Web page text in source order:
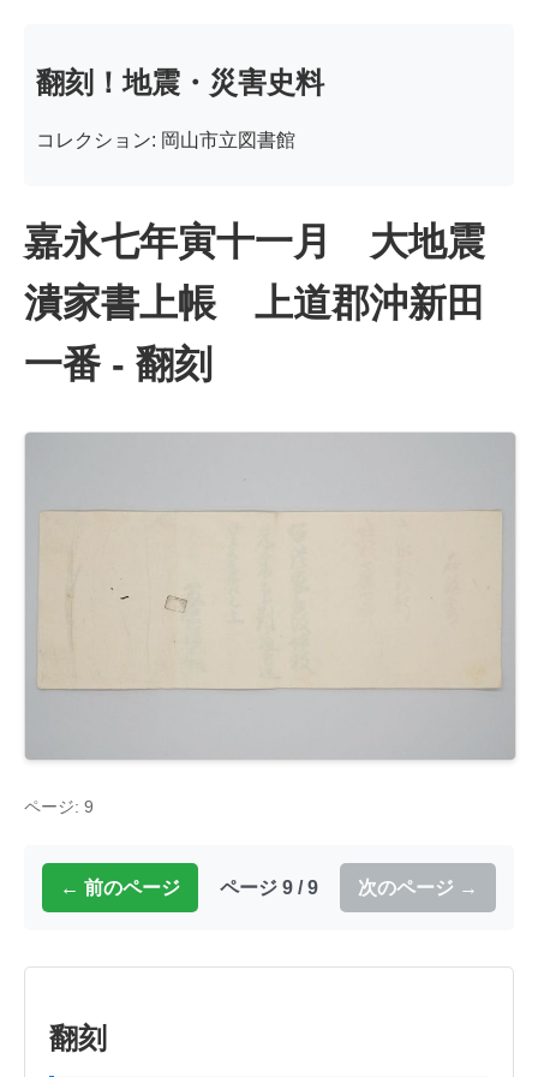
翻刻！地震・災害史料
コレクション: 岡山市立図書館
嘉永七年寅十一月 大地震
潰家書上帳 上道郡沖新田
一番 - 翻刻
ページ: 9
← 前のページ ページ 9 / 9 次のページ →
翻刻